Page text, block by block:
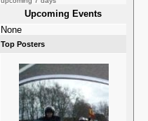
Upcoming Events
None
Top Posters